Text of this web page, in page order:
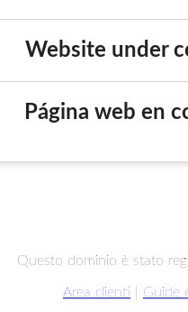
Website under
Página web en
Questo dominio è stato
Area clienti Guide